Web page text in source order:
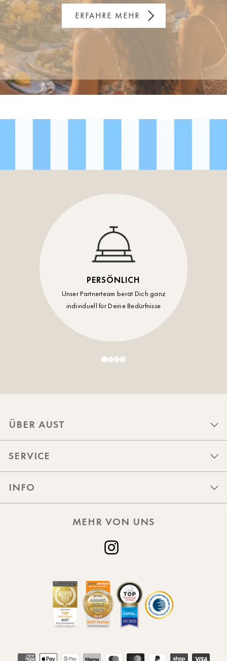
ERFAHRE MEHR
PERSÖNLICH
Unser Partnerteam berät Dich ganz
individuell für Deine Bedürfnisse
ÜBER AUST
SERVICE
INFO
MEHR VON UNS